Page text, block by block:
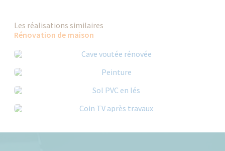
Les réalisations similaires
Rénovation de maison